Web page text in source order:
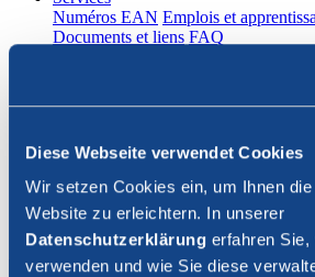
Diese Webseite verwendet Cookies
Wir setzen Cookies ein, um Ihnen
Website zu erleichtern. In unserer
Datenschutzerklärung erfahren
verwenden und wie Sie diese
Numéros EAN Emplois et
Documents et liens FAQ
FR
Connexion
Fermer la recherche